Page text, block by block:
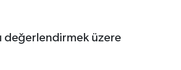
değerlendirmek üzere